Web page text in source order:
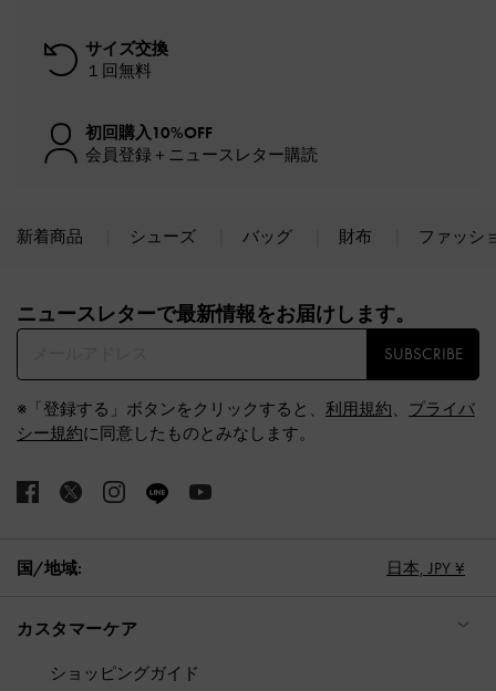
サイズ交換
１回無料
初回購入10%OFF
会員登録＋ニュースレター購読
新着商品 シューズ バッグ 財布 ファッシ
ニュースレターで最新情報をお届けします。​
SUBSCRIBE
※「登録する」ボタンをクリックすると、 利用規約、 プライバ
シー規約に同意したものとみなします。
国/地域: 日本, JPY ¥
カスタマーケア
ショッピングガイド